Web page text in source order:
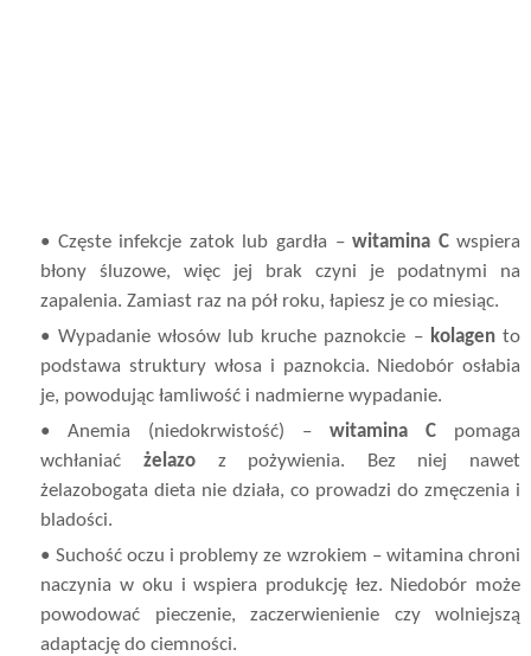
• Częste infekcje zatok lub gardła –witamina Cwspiera
błony śluzowe, więc jej brak czyni je podatnymi na
zapalenia. Zamiast raz na pół roku, łapiesz je co miesiąc.
• Wypadanie włosów lub kruche paznokcie – kolagento
podstawa struktury włosa i paznokcia. Niedobór osłabia
je, powodując łamliwość i nadmierne wypadanie.
• Anemia (niedokrwistość) –witamina C pomaga
wchłaniaćżelazo z pożywienia. Bez niej nawet
żelazobogata dieta nie działa, co prowadzi do zmęczenia i
bladości.
• Suchość oczu i problemy ze wzrokiem – witamina chroni
naczynia w oku i wspiera produkcję łez. Niedobór może
powodować pieczenie, zaczerwienienie czy wolniejszą
adaptację do ciemności.